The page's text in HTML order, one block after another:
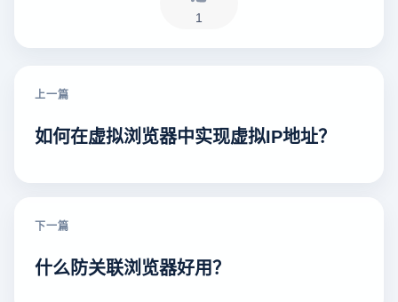
1
上一篇
如何在虚拟浏览器中实现虚拟IP地址？
下一篇
什么防关联浏览器好用？